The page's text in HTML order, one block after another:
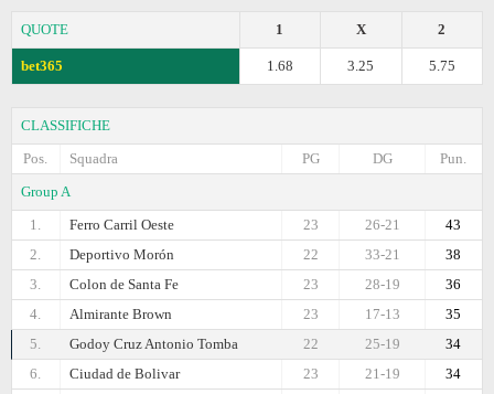
QUOTE 2
X
1
bet365 5.75
3.25
1.68
CLASSIFICHE
Pos.
Squadra Pun.
DG
PG
Group A
1.
Ferro Carril Oeste 43
26-21
23
2.
Deportivo Morón 38
33-21
22
3.
Colon de Santa Fe 36
28-19
23
4.
Almirante Brown 35
17-13
23
5.
Godoy Cruz Antonio Tomba 34
25-19
22
6.
Ciudad de Bolivar 34
21-19
23